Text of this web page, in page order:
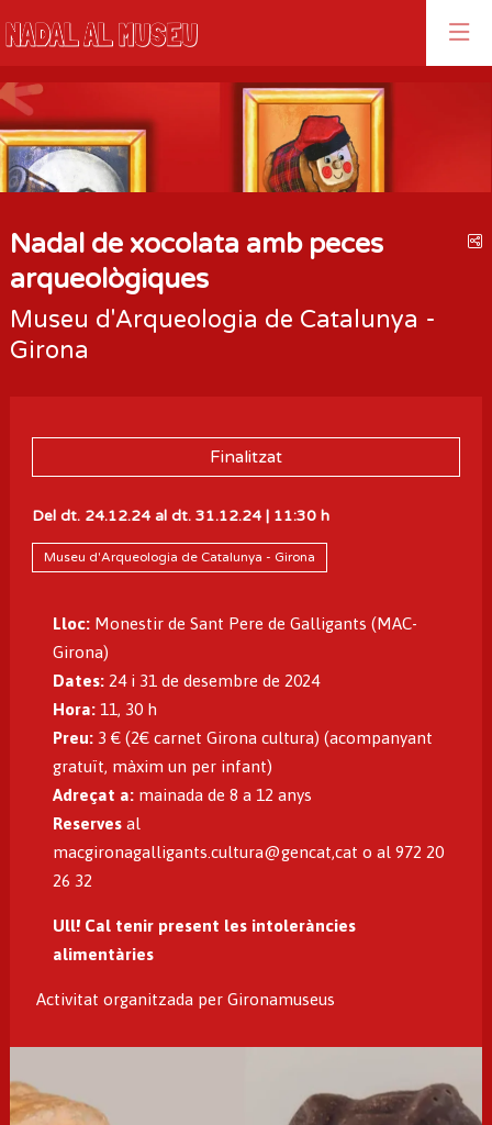
és un carrusel automàtic. Usa les fletxes del teclat o el
1
1
Nadal de xocolata amb peces
arqueològiques
Museu d'Arqueologia de Catalunya -
Girona
Finalitzat
Del dt. 24.12.24 al dt. 31.12.24 | 11:30 h
Museu d'Arqueologia de Catalunya - Girona
Lloc: Monestir de Sant Pere de Galligants (MAC-
Girona)
Dates: 24 i 31 de desembre de 2024
Hora: 11, 30 h
Preu: 3 € (2€ carnet Girona cultura) (acompanyant
gratuït, màxim un per infant)
Adreçat a: mainada de 8 a 12 anys
Reserves al
macgironagalligants.cultura@gencat,cat o al 972 20
26 32
Ull! Cal tenir present les intoleràncies
alimentàries
Activitat organitzada per Gironamuseus